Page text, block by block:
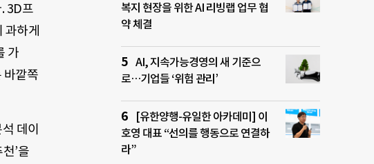
3D프
하게
가
바깥쪽
데이
’을
복지 현장을 위한 AI 리빙랩 업무 협
약 체결
AI, 지속가능경영의 새 기준으
로…기업들 ‘위험 관리’
[유한양행-유일한 아카데미] 이
호영 대표 “선의를 행동으로 연결하
라”